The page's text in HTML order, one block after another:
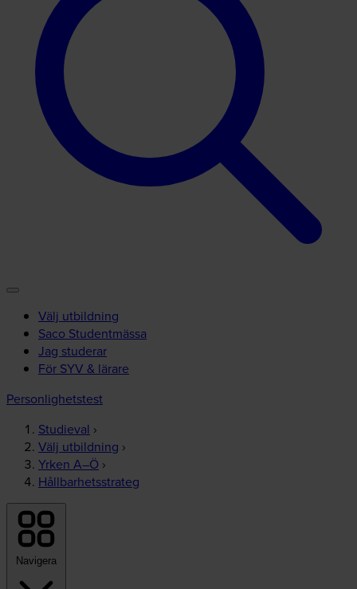
Välj utbildning
Saco Studentmässa
Jag studerar
För SYV & lärare
Personlighetstest
Studieval ›
Välj utbildning ›
Yrken A–Ö ›
Hållbarhetsstrateg
Navigera